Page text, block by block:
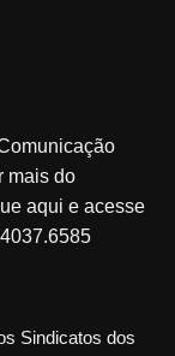
mais do
aqui e acesse
Sindicatos dos